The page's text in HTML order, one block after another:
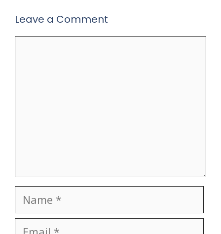
Leave a Comment
Name
Email